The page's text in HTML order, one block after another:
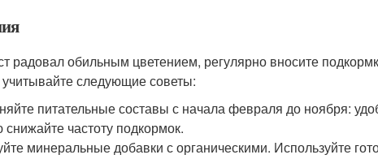
радовал обильным цветением, регулярно вносите
следующие советы:
питательные составы с начала февраля до ноября:
снижайте частоту подкормок.
минеральные добавки с органическими. Используйте